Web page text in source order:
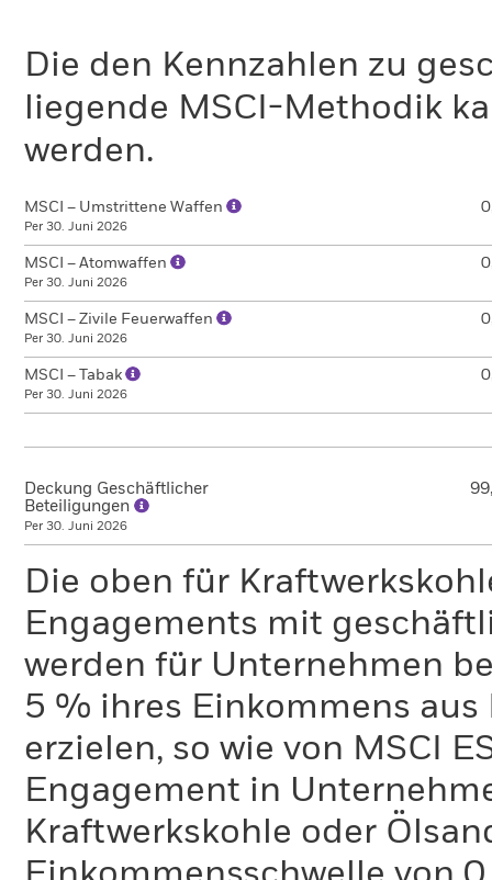
Die den Kennzahlen zu
liegende MSCI-Methodik
werden.
MSCI – Umstrittene Waffen
Per 30. Juni 2026
MSCI – Atomwaffen
Per 30. Juni 2026
MSCI – Zivile Feuerwaffen
Per 30. Juni 2026
MSCI – Tabak
Per 30. Juni 2026
Deckung Geschäftlicher
Beteiligungen
Per 30. Juni 2026
Die oben für
Engagements mit
werden für Unternehmen
5 % ihres Einkommens
erzielen, so wie von MSCI
Engagement in
Kraftwerkskohle oder